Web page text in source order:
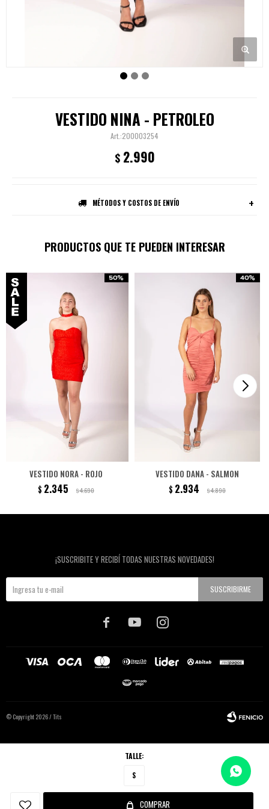
VESTIDO NINA - PETROLEO
200003254
$ 2.990
TALLE:
S
COMPRAR
MÉTODOS Y COSTOS DE ENVÍO
PRODUCTOS QUE TE PUEDEN INTERESAR
VESTIDO NORA - ROJO
$ 2.345 $4.690
VESTIDO DANA - SALMON
$ 2.934 $4.890
¡SUSCRIBITE Y RECIBÍ TODAS NUESTRAS NOVEDADES!
SUSCRIBIRME
  
© Copyright 2026 / Tits